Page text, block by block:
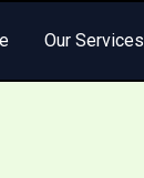
Our Services